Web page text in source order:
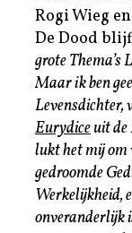
Rogi Wieg
De Dood
grote Thema’s
Maar ik ben
Levensdichter,
Eurydiceuit
lukt het mij om
gedroomde
Werkelijkheid,
onveranderlijk